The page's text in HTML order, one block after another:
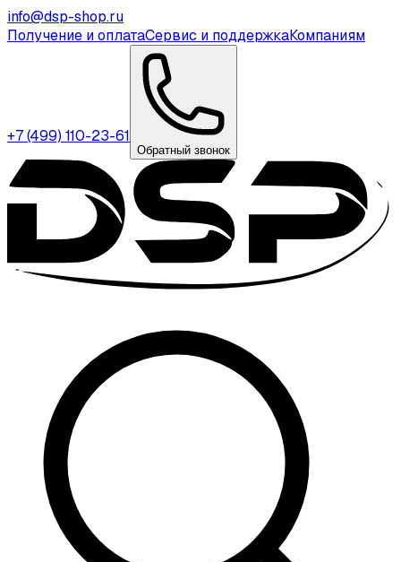
info@dsp-shop.ru
Получение и оплатаСервис и поддержкаКомпаниям
+7 (499) 110-23-61
Обратный звонок